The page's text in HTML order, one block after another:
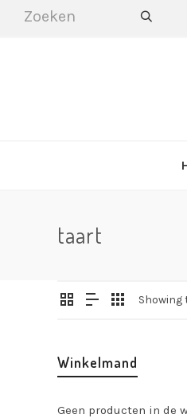
taart
Winkelmand
Geen producten in de